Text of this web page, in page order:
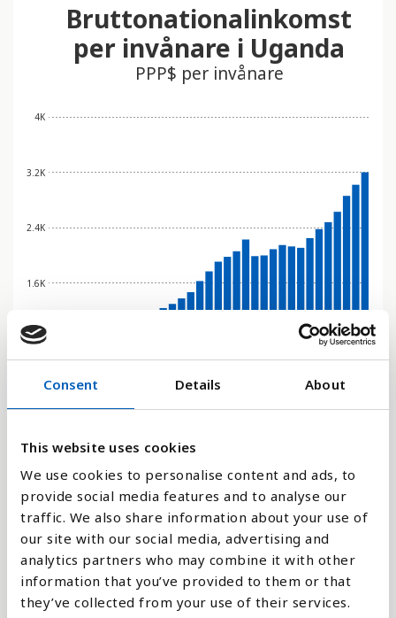
Consent Details About
This website uses cookies
We use cookies to personalise content and ads, to
provide social media features and to analyse our
traffic. We also share information about your use of
our site with our social media, advertising and
analytics partners who may combine it with other
information that you’ve provided to them or that
they’ve collected from your use of their services.
800
1.6K
2.4K
3.2K
4K
1990 1992 1994 1996 1998 2000 2002 2004 2006 2008 2010 2012 2014 2016 2018 2020 2022 2024
Bruttonationalinkomst
per invånare i Uganda
PPP$ per invånare
Stapeldiagram
Linje
Platt